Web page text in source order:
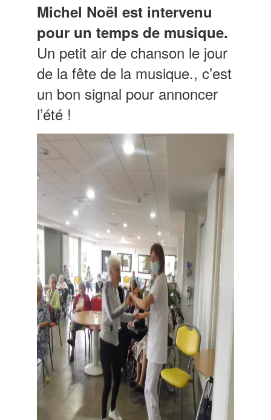
Michel Noël est intervenu
pour un temps de musique.
Un petit air de chanson le jour
de la fête de la musique., c’est
un bon signal pour annoncer
l’été !